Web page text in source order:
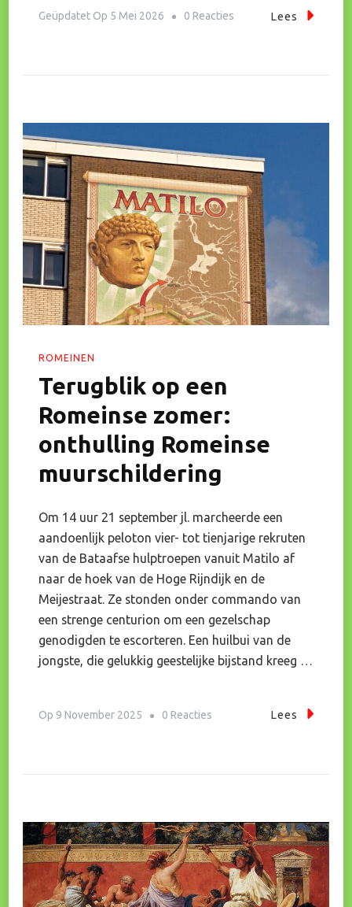
Geüpdatet Op 5 Mei 2026 0 Reacties Lees
ROMEINEN
Terugblik op een
Romeinse zomer:
onthulling Romeinse
muurschildering
Om 14 uur 21 september jl. marcheerde een
aandoenlijk peloton vier- tot tienjarige rekruten
van de Bataafse hulptroepen vanuit Matilo af
naar de hoek van de Hoge Rijndijk en de
Meijestraat. Ze stonden onder commando van
een strenge centurion om een gezelschap
genodigden te escorteren. Een huilbui van de
jongste, die gelukkig geestelijke bijstand kreeg …
Op 9 November 2025 0 Reacties
Zomer:
Onthulling
Romeinse
Muurschildering
Lees